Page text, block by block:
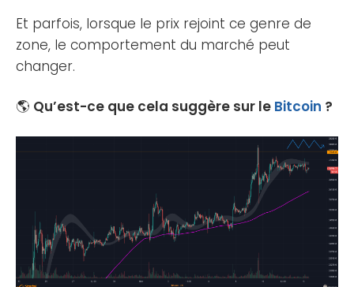
Et parfois, lorsque le prix rejoint ce genre de
zone, le comportement du marché peut
changer.
🌎 Qu’est-ce que cela suggère sur le Bitcoin ?